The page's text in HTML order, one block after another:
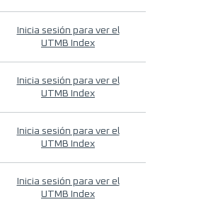
Inicia sesión para ver el
UTMB Index
Inicia sesión para ver el
UTMB Index
Inicia sesión para ver el
UTMB Index
Inicia sesión para ver el
UTMB Index